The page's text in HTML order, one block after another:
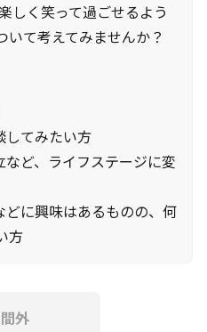
しく笑って過ごせるよう
いて考えてみませんか？
してみたい方
ど、ライフステージに変
に興味はあるものの、何
方
外